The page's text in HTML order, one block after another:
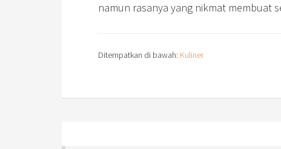
namun rasanya yang nikmat membuat
Ditempatkan di bawah: Kuliner